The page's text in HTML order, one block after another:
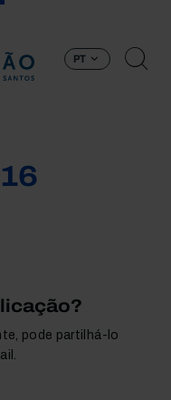
PT
pode partilhá-lo